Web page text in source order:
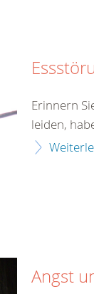
Erinnern
leiden,
Angst